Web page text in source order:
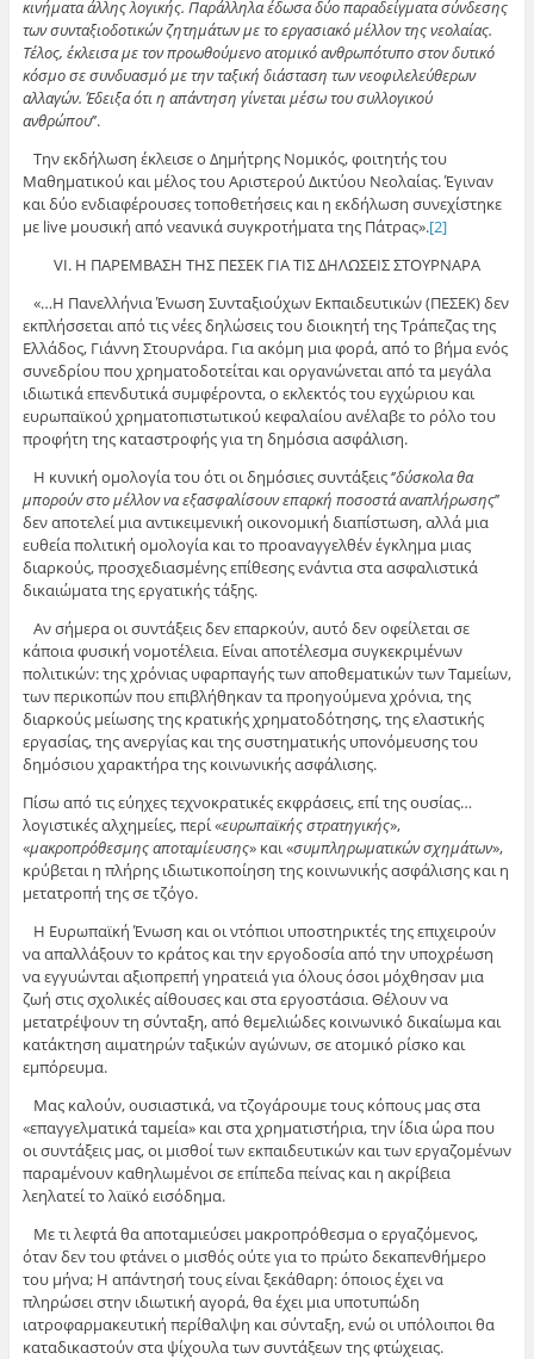
κινήματα άλλης λογικής. Παράλληλα έδωσα δύο παραδείγματα σύνδεσης
των συνταξιοδοτικών ζητημάτων με το εργασιακό μέλλον της νεολαίας.
Τέλος, έκλεισα με τον προωθούμενο ατομικό ανθρωπότυπο στον δυτικό
κόσμο σε συνδυασμό με την ταξική διάσταση των νεοφιλελεύθερων
αλλαγών. Έδειξα ότι η απάντηση γίνεται μέσω του συλλογικού
ανθρώπου’’.
Την εκδήλωση έκλεισε ο Δημήτρης Νομικός, φοιτητής του
Μαθηματικού και μέλος του Αριστερού Δικτύου Νεολαίας. Έγιναν
και δύο ενδιαφέρουσες τοποθετήσεις και η εκδήλωση συνεχίστηκε
με live μουσική από νεανικά συγκροτήματα της Πάτρας».[2]
VI. Η ΠΑΡΕΜΒΑΣΗ ΤΗΣ ΠΕΣΕΚ ΓΙΑ ΤΙΣ ΔΗΛΩΣΕΙΣ ΣΤΟΥΡΝΑΡΑ
«…Η Πανελλήνια Ένωση Συνταξιούχων Εκπαιδευτικών (ΠΕΣΕΚ) δεν
εκπλήσσεται από τις νέες δηλώσεις του διοικητή της Τράπεζας της
Ελλάδος, Γιάννη Στουρνάρα. Για ακόμη μια φορά, από το βήμα ενός
συνεδρίου που χρηματοδοτείται και οργανώνεται από τα μεγάλα
ιδιωτικά επενδυτικά συμφέροντα, ο εκλεκτός του εγχώριου και
ευρωπαϊκού χρηματοπιστωτικού κεφαλαίου ανέλαβε το ρόλο του
προφήτη της καταστροφής για τη δημόσια ασφάλιση.
Η κυνική ομολογία του ότι οι δημόσιες συντάξεις ‘’δύσκολα θα
μπορούν στο μέλλον να εξασφαλίσουν επαρκή ποσοστά αναπλήρωσης’’
δεν αποτελεί μια αντικειμενική οικονομική διαπίστωση, αλλά μια
ευθεία πολιτική ομολογία και το προαναγγελθέν έγκλημα μιας
διαρκούς, προσχεδιασμένης επίθεσης ενάντια στα ασφαλιστικά
δικαιώματα της εργατικής τάξης.
Αν σήμερα οι συντάξεις δεν επαρκούν, αυτό δεν οφείλεται σε
κάποια φυσική νομοτέλεια. Είναι αποτέλεσμα συγκεκριμένων
πολιτικών: της χρόνιας υφαρπαγής των αποθεματικών των Ταμείων,
των περικοπών που επιβλήθηκαν τα προηγούμενα χρόνια, της
διαρκούς μείωσης της κρατικής χρηματοδότησης, της ελαστικής
εργασίας, της ανεργίας και της συστηματικής υπονόμευσης του
δημόσιου χαρακτήρα της κοινωνικής ασφάλισης.
Πίσω από τις εύηχες τεχνοκρατικές εκφράσεις, επί της ουσίας…
λογιστικές αλχημείες, περί «ευρωπαϊκής στρατηγικής»,
«μακροπρόθεσμης αποταμίευσης» και «συμπληρωματικών σχημάτων»,
κρύβεται η πλήρης ιδιωτικοποίηση της κοινωνικής ασφάλισης και η
μετατροπή της σε τζόγο.
Η Ευρωπαϊκή Ένωση και οι ντόπιοι υποστηρικτές της επιχειρούν
να απαλλάξουν το κράτος και την εργοδοσία από την υποχρέωση
να εγγυώνται αξιοπρεπή γηρατειά για όλους όσοι μόχθησαν μια
ζωή στις σχολικές αίθουσες και στα εργοστάσια. Θέλουν να
μετατρέψουν τη σύνταξη, από θεμελιώδες κοινωνικό δικαίωμα και
κατάκτηση αιματηρών ταξικών αγώνων, σε ατομικό ρίσκο και
εμπόρευμα.
Μας καλούν, ουσιαστικά, να τζογάρουμε τους κόπους μας στα
«επαγγελματικά ταμεία» και στα χρηματιστήρια, την ίδια ώρα που
οι συντάξεις μας, οι μισθοί των εκπαιδευτικών και των εργαζομένων
παραμένουν καθηλωμένοι σε επίπεδα πείνας και η ακρίβεια
λεηλατεί το λαϊκό εισόδημα.
Με τι λεφτά θα αποταμιεύσει μακροπρόθεσμα ο εργαζόμενος,
όταν δεν του φτάνει ο μισθός ούτε για το πρώτο δεκαπενθήμερο
του μήνα; Η απάντησή τους είναι ξεκάθαρη: όποιος έχει να
πληρώσει στην ιδιωτική αγορά, θα έχει μια υποτυπώδη
ιατροφαρμακευτική περίθαλψη και σύνταξη, ενώ οι υπόλοιποι θα
καταδικαστούν στα ψίχουλα των συντάξεων της φτώχειας.